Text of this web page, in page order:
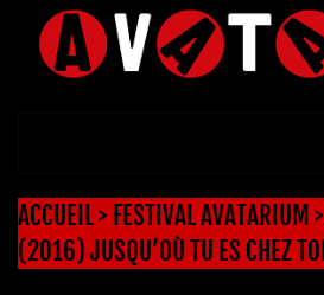
ACCUEIL> FESTIVAL AVATARIUM >
(2016) JUSQU’OÙ TU ES CHEZ TOI